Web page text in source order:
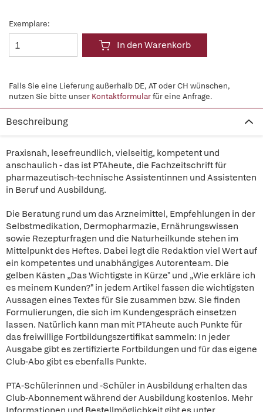
Exemplare:
In den Warenkorb
Falls Sie eine Lieferung außerhalb DE, AT oder CH wünschen,
nutzen Sie bitte unser Kontaktformularfür eine Anfrage.
Beschreibung
Praxisnah, lesefreundlich, vielseitig, kompetent und
anschaulich - das ist PTAheute, die Fachzeitschrift für
pharmazeutisch-technische Assistentinnen und Assistenten
in Beruf und Ausbildung.
Die Beratung rund um das Arzneimittel, Empfehlungen in der
Selbstmedikation, Dermopharmazie, Ernährungswissen
sowie Rezepturfragen und die Naturheilkunde stehen im
Mittelpunkt des Heftes. Dabei legt die Redaktion viel Wert auf
ein kompetentes und unabhängiges Autorenteam. Die
gelben Kästen „Das Wichtigste in Kürze" und „Wie erkläre ich
es meinem Kunden?" in jedem Artikel fassen die wichtigsten
Aussagen eines Textes für Sie zusammen bzw. Sie finden
Formulierungen, die sich im Kundengespräch einsetzen
lassen. Natürlich kann man mit PTAheute auch Punkte für
das freiwillige Fortbildungszertifikat sammeln: In jeder
Ausgabe gibt es zertifizierte Fortbildungen und für das eigene
Club-Abo gibt es ebenfalls Punkte.
PTA-Schülerinnen und -Schüler in Ausbildung erhalten das
Club-Abonnement während der Ausbildung kostenlos. Mehr